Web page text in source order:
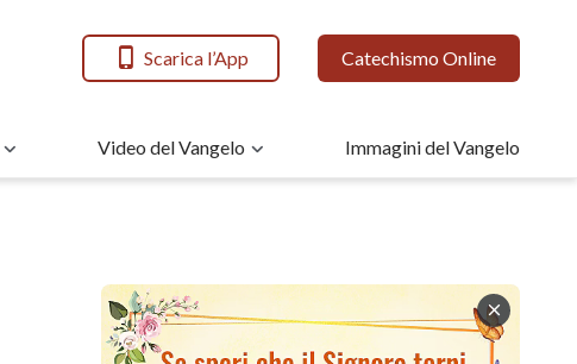
Scarica l’App Catechismo Online
Video del Vangelo Immagini del Vangelo